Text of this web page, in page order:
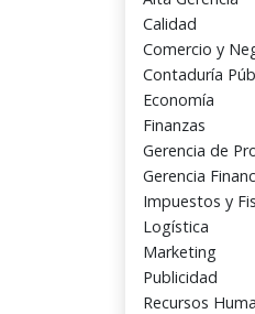
Calidad
Comercio y
Contaduría
Economía
Finanzas
Gerencia de
Gerencia
Impuestos y
Logística
Marketing
Publicidad
Recursos